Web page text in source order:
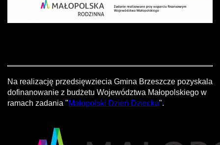
Na realizację przedsięwziecia Gmina Brzeszcze pozyskala
dofinanowanie z budżetu Województwa Małopolskiego w
ramach zadania "Małopolski Dzień Dziecka".